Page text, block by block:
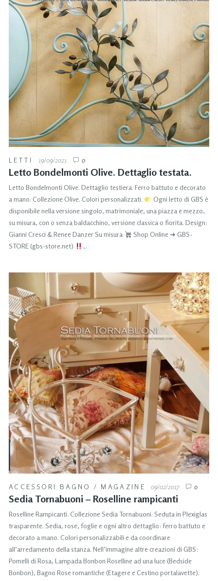
LETTI 19/09/2021 0
Letto Bondelmonti Olive. Dettaglio testata.
Letto Bondelmonti Olive. Dettaglio testiera. Ferro battuto e decorato
a mano. Collezione Olive. Colori personalizzati.
Ogni letto di GBS è
disponibile nella versione singolo, matrimoniale, una piazza e mezzo,
su misura, con o senza baldacchino, versione classica o fiorita. Design:
Gianni Cresci & Renee Danzer Su misura
Shop Online ➜ GBS-
STORE (gbs-store.net)
…
ACCESSORI BAGNO / MAGAZINE 09/02/2017 0
Sedia Tornabuoni – Roselline rampicanti
Roselline Rampicanti. Collezione Sedia Tornabuoni. Seduta in Plexiglas
trasparente. Sedia, rose, foglie e ogni altro dettaglio: ferro battuto e
decorato a mano. Colori personalizzabili e da coordinare
all’arredamento della stanza. Nell’immagine altre creazioni di GBS:
Pomelli di Rosa, Lampada Bonbon Roselline ad una luce (Bedside
Bonbon), Bagno Rose romantiche (Etagere e Cestino portalavette).